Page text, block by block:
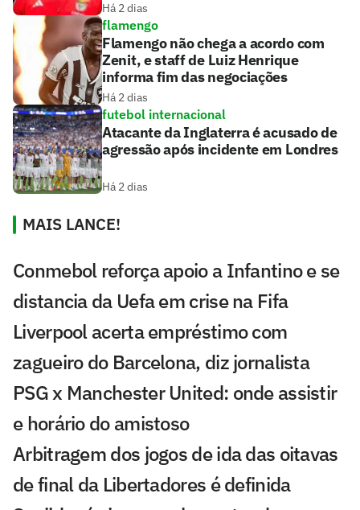
Há 2 dias
flamengo
Flamengo não chega a acordo com
Zenit, e staff de Luiz Henrique
informa fim das negociações
Há 2 dias
futebol internacional
Atacante da Inglaterra é acusado de
agressão após incidente em Londres
Há 2 dias
MAIS LANCE!
Conmebol reforça apoio a Infantino e se
distancia da Uefa em crise na Fifa
Liverpool acerta empréstimo com
zagueiro do Barcelona, diz jornalista
PSG x Manchester United: onde assistir
e horário do amistoso
Arbitragem dos jogos de ida das oitavas
de final da Libertadores é definida